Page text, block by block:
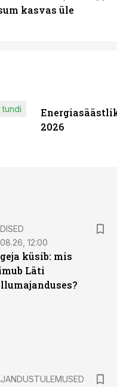
kasvas üle
2026
12:00
küsib: mis
Läti